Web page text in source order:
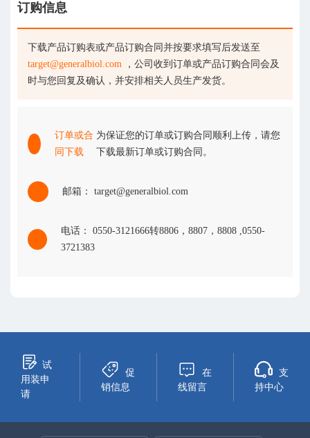
订购信息
下载产品订购表或产品订购合同并按要求填写后发送至
target@generalbiol.com ，公司收到订单或产品订购合同会及
时与您回复及确认，并安排相关人员生产发货。
订单或合
同下载
为保证您的订单或订购合同顺利上传，请您
下载最新订单或订购合同。
邮箱： target@generalbiol.com
电话： 0550-3121666转8806，8807，8808 ,0550-
3721383
试
用装申
请
促
销信息
在
线留言
支
持中心